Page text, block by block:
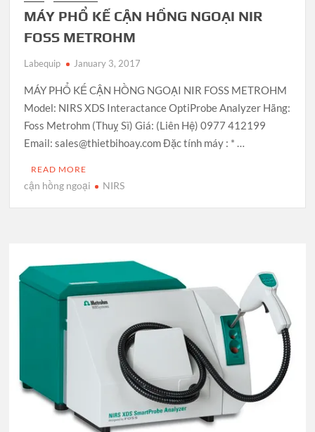
MÁY PHỔ KẾ CẬN HỒNG NGOẠI NIR
FOSS METROHM
Labequip January 3, 2017
MÁY PHỔ KẾ CẬN HỒNG NGOẠI NIR FOSS METROHM
Model: NIRS XDS Interactance OptiProbe Analyzer Hãng:
Foss Metrohm (Thuỵ Sĩ) Giá: (Liên Hệ) 0977 412199
Email: sales@thietbihoay.com Đặc tính máy : * …
READ MORE
cận hồng ngoại NIRS